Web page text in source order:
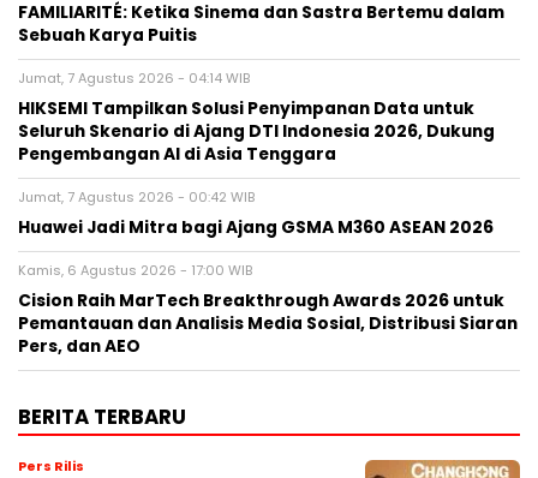
FAMILIARITÉ: Ketika Sinema dan Sastra Bertemu dalam
Sebuah Karya Puitis
Jumat, 7 Agustus 2026 - 04:14 WIB
HIKSEMI Tampilkan Solusi Penyimpanan Data untuk
Seluruh Skenario di Ajang DTI Indonesia 2026, Dukung
Pengembangan AI di Asia Tenggara
Jumat, 7 Agustus 2026 - 00:42 WIB
Huawei Jadi Mitra bagi Ajang GSMA M360 ASEAN 2026
Kamis, 6 Agustus 2026 - 17:00 WIB
Cision Raih MarTech Breakthrough Awards 2026 untuk
Pemantauan dan Analisis Media Sosial, Distribusi Siaran
Pers, dan AEO
BERITA TERBARU
Pers Rilis